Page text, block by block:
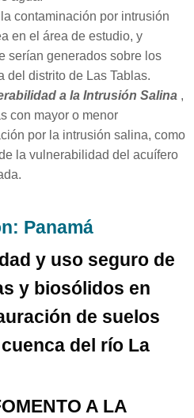
contaminación por intrusión
en el área de estudio, y
serían generados sobre los
del distrito de Las Tablas.
a la Intrusión Salina ,
con mayor o menor
por la intrusión salina, como
la vulnerabilidad del acuífero
Panamá
y uso seguro de
y biosólidos en
de suelos
del río La
A LA